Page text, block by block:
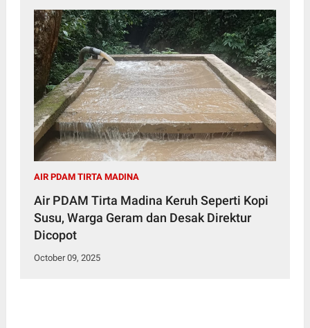
AIR PDAM TIRTA MADINA
Air PDAM Tirta Madina Keruh Seperti Kopi
Susu, Warga Geram dan Desak Direktur
Dicopot
October 09, 2025